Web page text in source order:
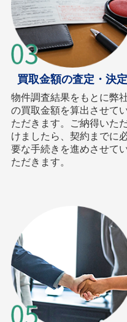
買取金額の査定・決定
物件調査結果をもとに弊
の買取金額を算出させて
ただきます。ご納得いた
けましたら、契約までに
要な手続きを進めさせて
ただきます。